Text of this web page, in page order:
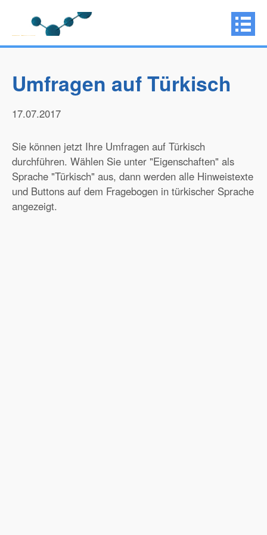
Umfragen auf Türkisch
17.07.2017
Sie können jetzt Ihre Umfragen auf Türkisch
durchführen. Wählen Sie unter "Eigenschaften" als
Sprache "Türkisch" aus, dann werden alle Hinweistexte
und Buttons auf dem Fragebogen in türkischer Sprache
angezeigt.